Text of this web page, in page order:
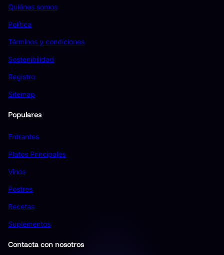
Quiénes somos
Política
Términos y condiciones
Sostenibilidad
Registro
Sitemap
Populares
Entrantes
Platos Principales
Vinos
Postres
Recetas
Suplementos
Contacta con nosotros